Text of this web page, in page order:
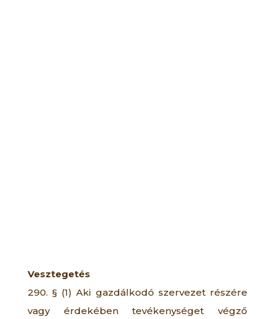
Vesztegetés
290. § (1) Aki gazdálkodó szervezet részére
vagy érdekében tevékenységet végző